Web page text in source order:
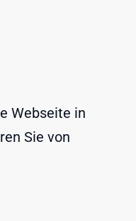
Webseite in
Sie von